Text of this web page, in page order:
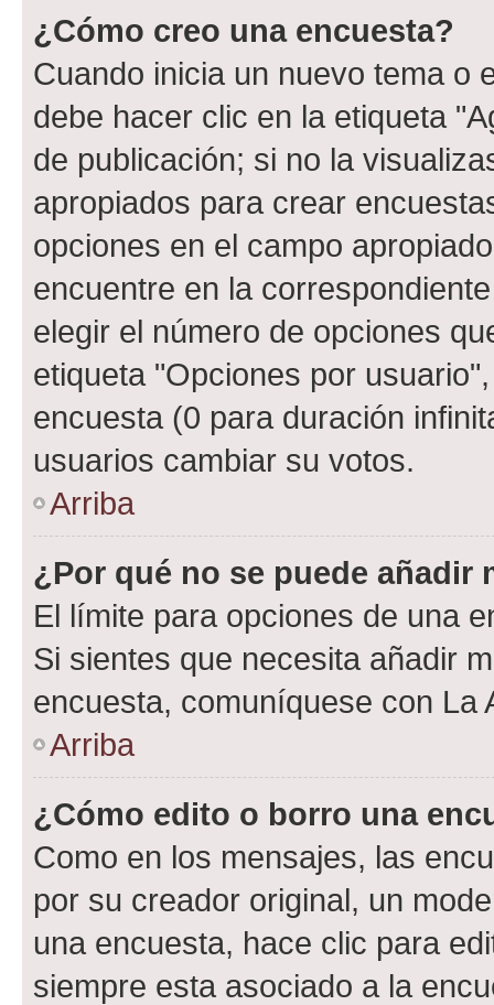
¿Cómo creo una encuesta?
Cuando inicia un nuevo tema o
debe hacer clic en la etiqueta
de publicación; si no la
apropiados para crear
opciones en el campo
encuentre en la
elegir el número de opciones
etiqueta "Opciones por
encuesta (0 para duración
usuarios cambiar su votos.
Arriba
¿Por qué no se puede añadir
El límite para opciones de una
Si sientes que necesita añadir
encuesta, comuníquese con La
Arriba
¿Cómo edito o borro una
Como en los mensajes, las
por su creador original, un
una encuesta, hace clic para
siempre esta asociado a la